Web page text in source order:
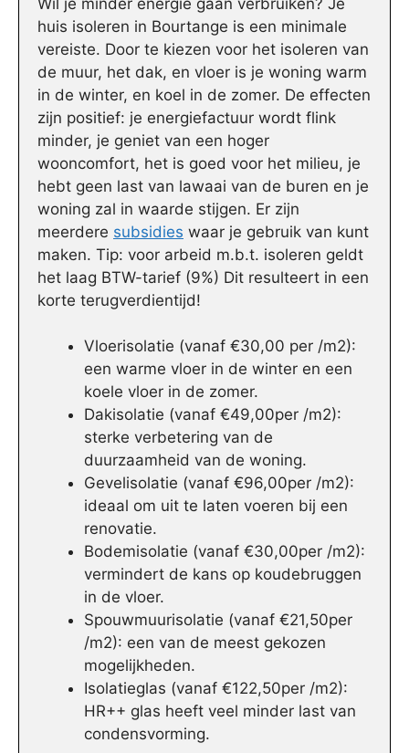
huis isoleren in Bourtange is een minimale
vereiste. Door te kiezen voor het isoleren van
de muur, het dak, en vloer is je woning warm
in de winter, en koel in de zomer. De effecten
zijn positief: je energiefactuur wordt flink
minder, je geniet van een hoger
wooncomfort, het is goed voor het milieu, je
hebt geen last van lawaai van de buren en je
woning zal in waarde stijgen. Er zijn
meerdere subsidies waar je gebruik van kunt
maken. Tip: voor arbeid m.b.t. isoleren geldt
het laag BTW-tarief (9%) Dit resulteert in een
korte terugverdientijd!
Vloerisolatie (vanaf €30,00 per /m2):
een warme vloer in de winter en een
koele vloer in de zomer.
Dakisolatie (vanaf €49,00per /m2):
sterke verbetering van de
duurzaamheid van de woning.
Gevelisolatie (vanaf €96,00per /m2):
ideaal om uit te laten voeren bij een
renovatie.
Bodemisolatie (vanaf €30,00per /m2):
vermindert de kans op koudebruggen
in de vloer.
Spouwmuurisolatie (vanaf €21,50per
/m2): een van de meest gekozen
mogelijkheden.
Isolatieglas (vanaf €122,50per /m2):
HR++ glas heeft veel minder last van
condensvorming.